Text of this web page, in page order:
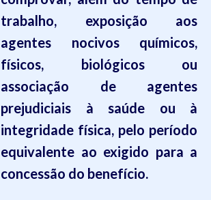
trabalho, exposição aos
agentes nocivos químicos,
físicos, biológicos ou
associação de agentes
prejudiciais à saúde ou à
integridade física, pelo período
equivalente ao exigido para a
concessão do benefício.